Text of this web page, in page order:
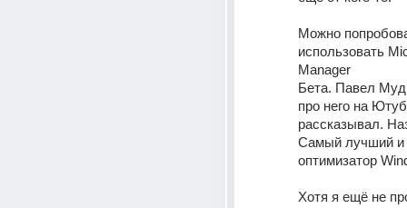
Можно
использовать
Manager
Бета. Павел
про него на
рассказывал.
Самый лучший
оптимизатор
Хотя я ещё не